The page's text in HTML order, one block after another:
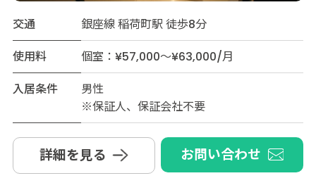
交通
銀座線 稲荷町駅 徒歩8分
使用料
個室：¥57,000～¥63,000/月
入居条件
男性
※保証人、保証会社不要
詳細を見る お問い合わせ